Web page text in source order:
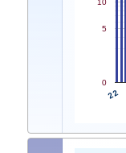
22
0
5
10